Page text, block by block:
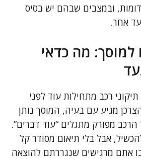
ובמצבים שבהם יש בסיס
אחר.
למוסך: מה כדאי
רכב מתחילות עוד לפני
מגיע עם בעיה, המוסך נותן
מפורק מתגלים “עוד דברים”.
אבל בלי תיאום מסודר קל
אתם מרגישים שנגררתם להוצאה